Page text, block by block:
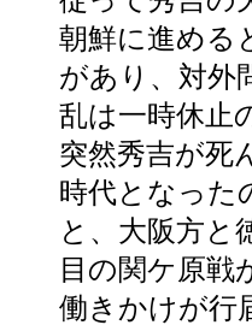
朝鮮に進める
があり、対外
乱は一時休止
突然秀吉が死
時代となった
と、大阪方と
目の関ケ原戦
働きかけが行